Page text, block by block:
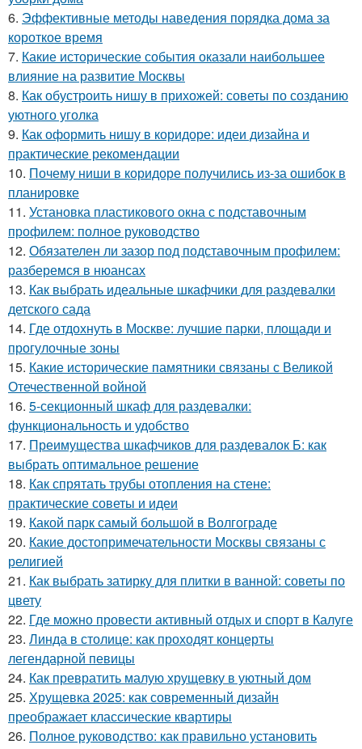
6. Эффективные методы наведения порядка дома за
короткое время
7. Какие исторические события оказали наибольшее
влияние на развитие Москвы
8. Как обустроить нишу в прихожей: советы по созданию
уютного уголка
9. Как оформить нишу в коридоре: идеи дизайна и
практические рекомендации
10. Почему ниши в коридоре получились из-за ошибок в
планировке
11. Установка пластикового окна с подставочным
профилем: полное руководство
12. Обязателен ли зазор под подставочным профилем:
разберемся в нюансах
13. Как выбрать идеальные шкафчики для раздевалки
детского сада
14. Где отдохнуть в Москве: лучшие парки, площади и
прогулочные зоны
15. Какие исторические памятники связаны с Великой
Отечественной войной
16. 5-секционный шкаф для раздевалки:
функциональность и удобство
17. Преимущества шкафчиков для раздевалок Б: как
выбрать оптимальное решение
18. Как спрятать трубы отопления на стене:
практические советы и идеи
19. Какой парк самый большой в Волгограде
20. Какие достопримечательности Москвы связаны с
религией
21. Как выбрать затирку для плитки в ванной: советы по
цвету
22. Где можно провести активный отдых и спорт в Калуге
23. Линда в столице: как проходят концерты
легендарной певицы
24. Как превратить малую хрущевку в уютный дом
25. Хрущевка 2025: как современный дизайн
преображает классические квартиры
26. Полное руководство: как правильно установить